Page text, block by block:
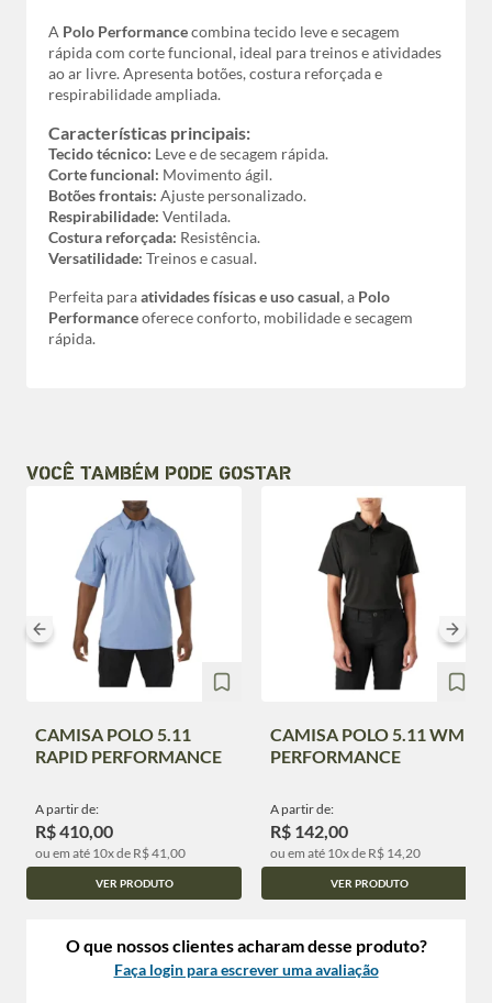
A Polo Performancecombina tecido leve e secagem
rápida com corte funcional, ideal para treinos e atividades
ao ar livre. Apresenta botões, costura reforçada e
respirabilidade ampliada.
Características principais:
Tecido técnico: Leve e de secagem rápida.
Corte funcional: Movimento ágil.
Botões frontais: Ajuste personalizado.
Respirabilidade: Ventilada.
Costura reforçada: Resistência.
Versatilidade: Treinos e casual.
Perfeita paraatividades físicas e uso casual, a Polo
Performanceoferece conforto, mobilidade e secagem
rápida.
VOCÊ TAMBÉM PODE GOSTAR
CAMISA POLO 5.11
RAPID PERFORMANCE
A partir de:
R$ 410,00
ou em até 10x de R$ 41,00
VER PRODUTO
CAMISA POLO 5.11 WM
PERFORMANCE
A partir de:
R$ 142,00
ou em até 10x de R$ 14,20
VER PRODUTO
O que nossos clientes acharam desse produto?
Faça login para escrever uma avaliação